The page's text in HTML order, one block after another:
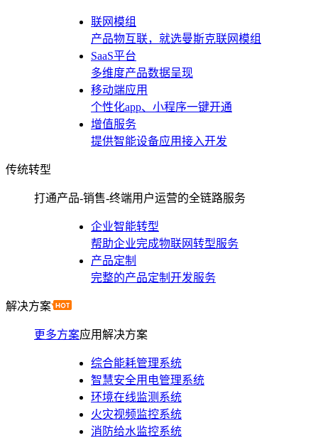
联网模组
产品物互联，就选曼斯克联网模组
SaaS平台
多维度产品数据呈现
移动端应用
个性化app、小程序一键开通
增值服务
提供智能设备应用接入开发
传统转型
打通产品-销售-终端用户运营的全链路服务
企业智能转型
帮助企业完成物联网转型服务
产品定制
完整的产品定制开发服务
解决方案
更多方案应用解决方案
综合能耗管理系统
智慧安全用电管理系统
环境在线监测系统
火灾视频监控系统
消防给水监控系统